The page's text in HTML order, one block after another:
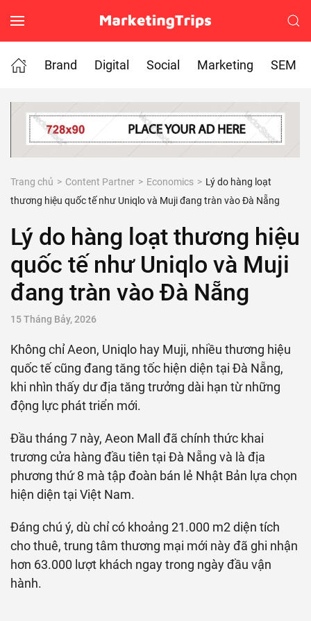
Skip to main content
Brand
Digital Social Marketing SEM
Trang chủ Content Partner Economics
Lý do hàng loạt
thương hiệu quốc tế như Uniqlo và Muji đang tràn vào Đà Nẵng
Lý do hàng loạt thương hiệu
quốc tế như Uniqlo và Muji
đang tràn vào Đà Nẵng
15 Tháng Bảy, 2026
Không chỉ Aeon, Uniqlo hay Muji, nhiều thương hiệu
quốc tế cũng đang tăng tốc hiện diện tại Đà Nẵng,
khi nhìn thấy dư địa tăng trưởng dài hạn từ những
động lực phát triển mới.
Đầu tháng 7 này, Aeon Mall đã chính thức khai
trương cửa hàng đầu tiên tại Đà Nẵng và là địa
phương thứ 8 mà tập đoàn bán lẻ Nhật Bản lựa chọn
hiện diện tại Việt Nam.
Đáng chú ý, dù chỉ có khoảng 21.000 m2 diện tích
cho thuê, trung tâm thương mại mới này đã ghi nhận
hơn 63.000 lượt khách ngay trong ngày đầu vận
hành.